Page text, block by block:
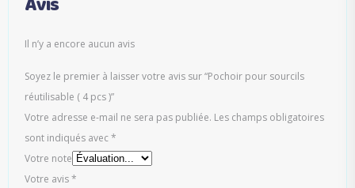
Il n’y a encore aucun avis
Soyez le premier à laisser votre avis sur “Pochoir pour sourcils
réutilisable ( 4 pcs )”
Votre adresse e-mail ne sera pas publiée. Les champs obligatoires
sont indiqués avec*
Votre note
Votre avis*